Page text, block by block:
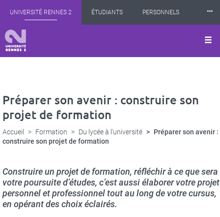
principal
UNIVERSITÉ RENNES 2 ÉTUDIANTS PERSONNELS
INTERNATIONAL
⸱⸱⸱
Préparer son avenir : construire son
projet de formation
Accueil Formation Du lycée à l'université
Préparer son avenir :
construire son projet de formation
Construire un projet de formation, réfléchir à ce que sera
votre poursuite d’études, c’est aussi élaborer votre projet
personnel et professionnel tout au long de votre cursus,
en opérant des choix éclairés.